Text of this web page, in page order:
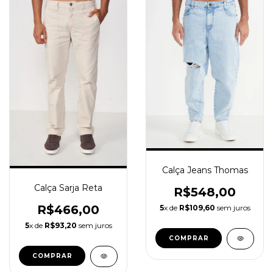
Calça Sarja Reta
R$466,00
5x de R$93,20 sem juros
COMPRAR
Calça Jeans Thomas
R$548,00
5x de R$109,60 sem juros
COMPRAR